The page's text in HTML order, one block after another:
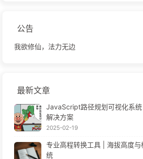
公告
我欲修仙，法力无边
最新文章
JavaScript路径规划可视化系
解决方案
2025-02-19
专业高程转换工具 | 海拔高度
统